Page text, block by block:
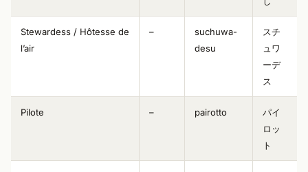
Stewardess / Hôtesse de
l’air
–
suchuwa-
desu
スチ
ュワ
ーデ
ス
Pilote – pairotto
パイ
ロッ
ト